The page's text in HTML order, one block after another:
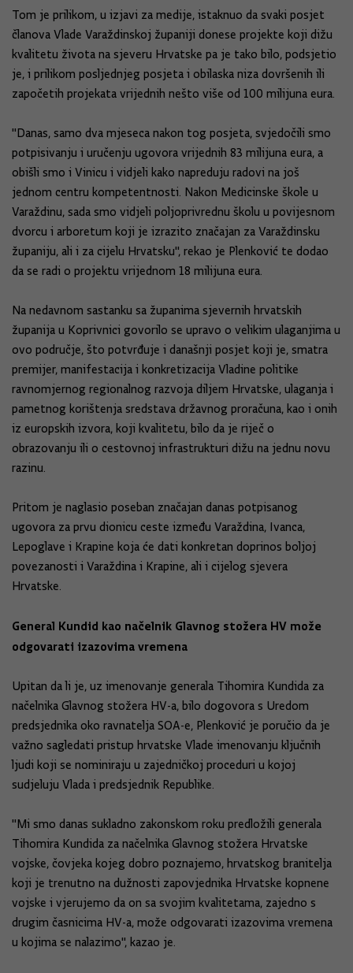
Tom je prilikom, u izjavi za medije, istaknuo da svaki posjet
članova Vlade Varaždinskoj županiji donese projekte koji dižu
kvalitetu života na sjeveru Hrvatske pa je tako bilo, podsjetio
je, i prilikom posljednjeg posjeta i obilaska niza dovršenih ili
započetih projekata vrijednih nešto više od 100 milijuna eura.
''Danas, samo dva mjeseca nakon tog posjeta, svjedočili smo
potpisivanju i uručenju ugovora vrijednih 83 milijuna eura, a
obišli smo i Vinicu i vidjeli kako napreduju radovi na još
jednom centru kompetentnosti. Nakon Medicinske škole u
Varaždinu, sada smo vidjeli poljoprivrednu školu u povijesnom
dvorcu i arboretum koji je izrazito značajan za Varaždinsku
županiju, ali i za cijelu Hrvatsku'', rekao je Plenković te dodao
da se radi o projektu vrijednom 18 milijuna eura.
Na nedavnom sastanku sa županima sjevernih hrvatskih
županija u Koprivnici govorilo se upravo o velikim ulaganjima u
ovo područje, što potvrđuje i današnji posjet koji je, smatra
premijer, manifestacija i konkretizacija Vladine politike
ravnomjernog regionalnog razvoja diljem Hrvatske, ulaganja i
pametnog korištenja sredstava državnog proračuna, kao i onih
iz europskih izvora, koji kvalitetu, bilo da je riječ o
obrazovanju ili o cestovnoj infrastrukturi dižu na jednu novu
razinu.
Pritom je naglasio poseban značajan danas potpisanog
ugovora za prvu dionicu ceste između Varaždina, Ivanca,
Lepoglave i Krapine koja će dati konkretan doprinos boljoj
povezanosti i Varaždina i Krapine, ali i cijelog sjevera
Hrvatske.
General Kundid kao načelnik Glavnog stožera HV može
odgovarati izazovima vremena
Upitan da li je, uz imenovanje generala Tihomira Kundida za
načelnika Glavnog stožera HV-a, bilo dogovora s Uredom
predsjednika oko ravnatelja SOA-e, Plenković je poručio da je
važno sagledati pristup hrvatske Vlade imenovanju ključnih
ljudi koji se nominiraju u zajedničkoj proceduri u kojoj
sudjeluju Vlada i predsjednik Republike.
''Mi smo danas sukladno zakonskom roku predložili generala
Tihomira Kundida za načelnika Glavnog stožera Hrvatske
vojske, čovjeka kojeg dobro poznajemo, hrvatskog branitelja
koji je trenutno na dužnosti zapovjednika Hrvatske kopnene
vojske i vjerujemo da on sa svojim kvalitetama, zajedno s
drugim časnicima HV-a, može odgovarati izazovima vremena
u kojima se nalazimo'', kazao je.